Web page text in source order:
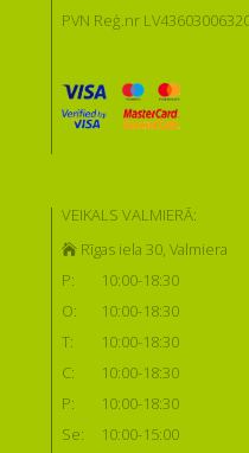
PVN Reģ.nr
VEIKALS VALMIERĀ:
Rīgas iela 30, Valmiera
P:
10:00-18:30
O:
10:00-18:30
T:
10:00-18:30
C:
10:00-18:30
P:
10:00-18:30
Se:
10:00-15:00